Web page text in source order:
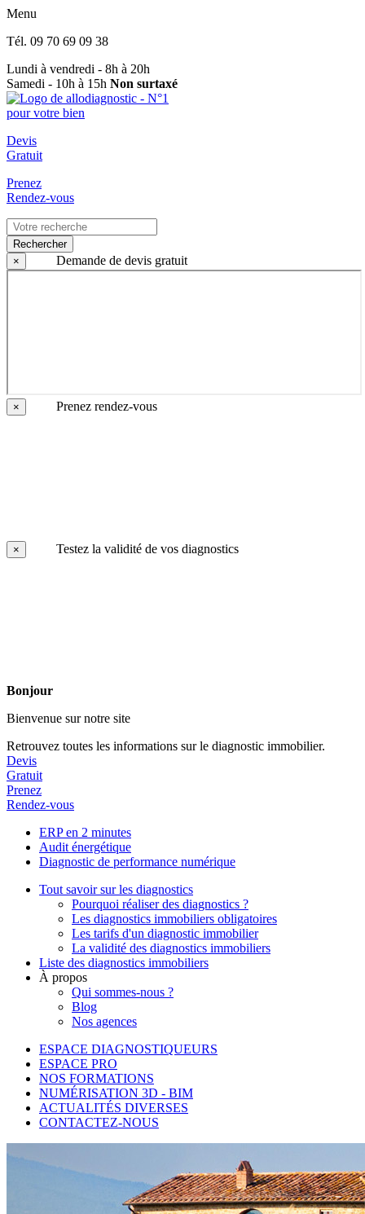
Menu
Tél. 09 70 69 09 38
Lundi à vendredi - 8h à 20h
Samedi - 10h à 15h Non surtaxé
Devis
Gratuit
Prenez
Rendez-vous
Rechercher
×
Demande de devis gratuit
× Prenez rendez-vous
× Testez la validité de vos diagnostics
Bonjour
Bienvenue sur notre site
Retrouvez toutes les informations sur le diagnostic immobilier.
Devis
Gratuit
Prenez
Rendez-vous
ERP en 2 minutes
Audit énergétique
Diagnostic de performance numérique
Tout savoir sur les diagnostics
Pourquoi réaliser des diagnostics ?
Les diagnostics immobiliers obligatoires
Les tarifs d'un diagnostic immobilier
La validité des diagnostics immobiliers
Liste des diagnostics immobiliers
À propos
Qui sommes-nous ?
Blog
Nos agences
ESPACE DIAGNOSTIQUEURS
ESPACE PRO
NOS FORMATIONS
NUMÉRISATION 3D - BIM
ACTUALITÉS DIVERSES
CONTACTEZ-NOUS